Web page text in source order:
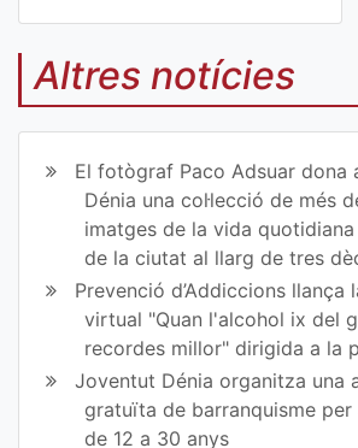
Co
mp
art
ir
en
Fa
ce
bo
ok
Co
mp
art
ir
en
Tw
itt
er
Altres notícies
El fotògraf Paco Adsuar dona
Dénia una col·lecció de més
imatges de la vida
de la ciutat al llarg de tres
Prevenció d’Addiccions llança
virtual "Quan l'alcohol ix del
recordes millor" dirigida a la
Joventut Dénia organitza una
gratuïta de barranquisme
de 12 a 30 anys